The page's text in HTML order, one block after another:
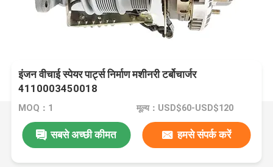
इंजन वीचाई स्पेयर पार्ट्स निर्माण मशीनरी टर्बोचार्जर
4110003450018
MOQ：1 मूल्य：USD$60-USD$120
सबसे अच्छी कीमत हमसे संपर्क करें